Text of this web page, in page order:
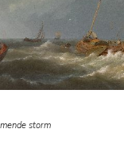
storm